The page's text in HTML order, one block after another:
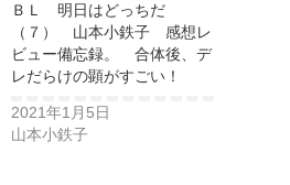
ＢＬ 明日はどっちだ
（７） 山本小鉄子 感想レ
ビュー備忘録。 合体後、デ
レだらけの顕がすごい！
2021年1月5日
山本小鉄子